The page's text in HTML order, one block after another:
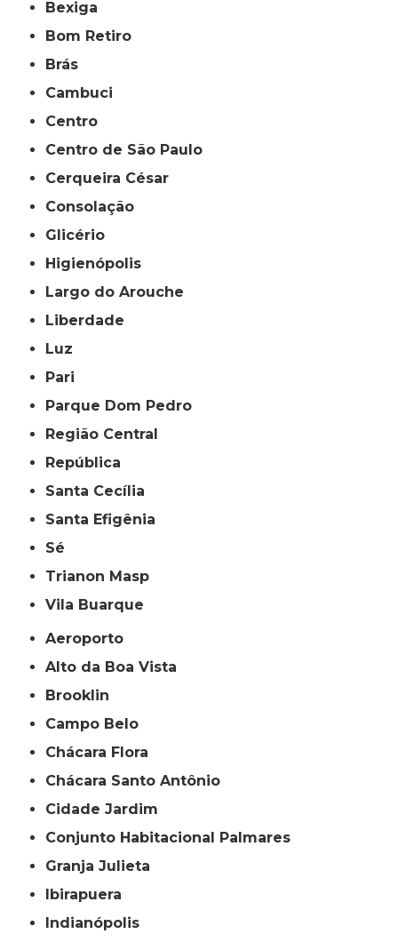
Bexiga
Bom Retiro
Brás
Cambuci
Centro
Centro de São Paulo
Cerqueira César
Consolação
Glicério
Higienópolis
Largo do Arouche
Liberdade
Luz
Pari
Parque Dom Pedro
Região Central
República
Santa Cecília
Santa Efigênia
Sé
Trianon Masp
Vila Buarque
Aeroporto
Alto da Boa Vista
Brooklin
Campo Belo
Chácara Flora
Chácara Santo Antônio
Cidade Jardim
Conjunto Habitacional Palmares
Granja Julieta
Ibirapuera
Indianópolis